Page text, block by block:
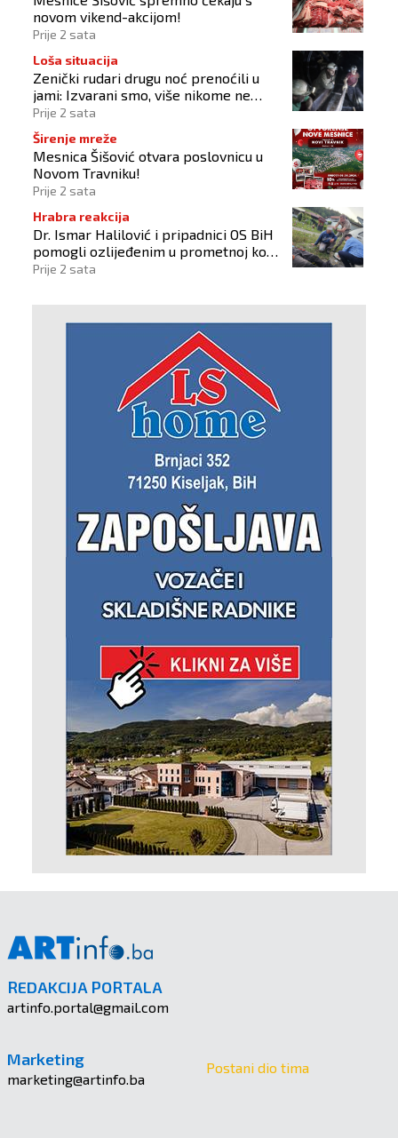
novom vikend-akcijom!
Prije 2 sata
Loša situacija
Zenički rudari drugu noć prenoćili u
jami: Izvarani smo, više nikome ne
vjerujemo
Prije 2 sata
Širenje mreže
Mesnica Šišović otvara poslovnicu u
Novom Travniku!
Prije 2 sata
Hrabra reakcija
Dr. Ismar Halilović i pripadnici OS BiH
pomogli ozlijeđenim u prometnoj kod
Busovače!
Prije 2 sata
REDAKCIJA PORTALA
artinfo.portal@gmail.com
Marketing
marketing@artinfo.ba
Postani dio tima